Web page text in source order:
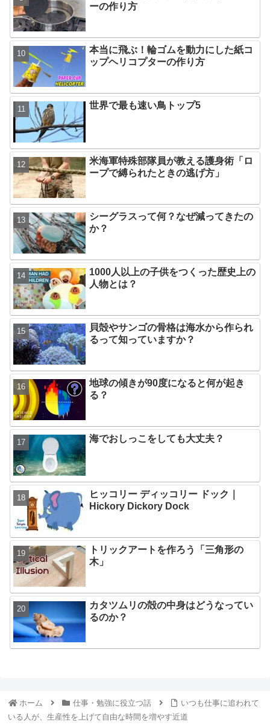
ーの作り方
本当に飛ぶ！輪ゴムを動力にした紙コ
ップヘリコプターの作り方
世界で最も速い鳥トップ5
米海軍特殊部隊員が教える護身術「ロ
ープで縛られたときの逃げ方」
シーグラスって何？なぜ減ってきたの
か？
1000人以上の子供をつくった歴史上の
人物とは？
貝殻やサンゴの骨格は海水から作られ
るって知っていますか？
地球の傾きが90度になると何が起き
る？
海でおしっこをしても大丈夫？
ヒッコリー ディッコリー ドック｜
Hickory Dickory Dock
トリックアートを作ろう「三角形の
木」
カタツムリの殻の中身はどうなってい
るのか？
ホーム 仕事・勉強に役立つ話
いつも仕事に追われて
いる人が、生産性を上げて自由な時間を増やす近道